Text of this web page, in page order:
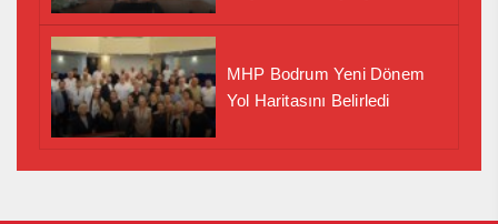
MHP Bodrum Yeni Dönem
Yol Haritasını Belirledi